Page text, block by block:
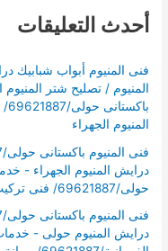
أحدث التعليقات
المنيوم / تصليح شتر
المنيوم الجهراء
درايش المنيوم الجهراء -
حولى/69621887/ فنى تركيب المنيوم / تصليح درايش المنيوم حولى
درايش المنيوم حولى -